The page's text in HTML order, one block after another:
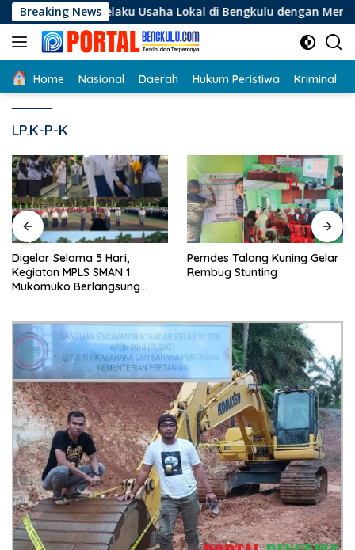
Langsung
ke
konten
Breaking News
Pelaku Usaha Lokal di Bengkulu dengan Meningkatkan
Home Nasional Daerah Hukum Peristiwa Kriminal
LP.K-P-K
Digelar Selama 5 Hari,
Kegiatan MPLS SMAN 1
Mukomuko Berlangsung
Pemdes Talang Kuning Gelar
Rembug Stunting